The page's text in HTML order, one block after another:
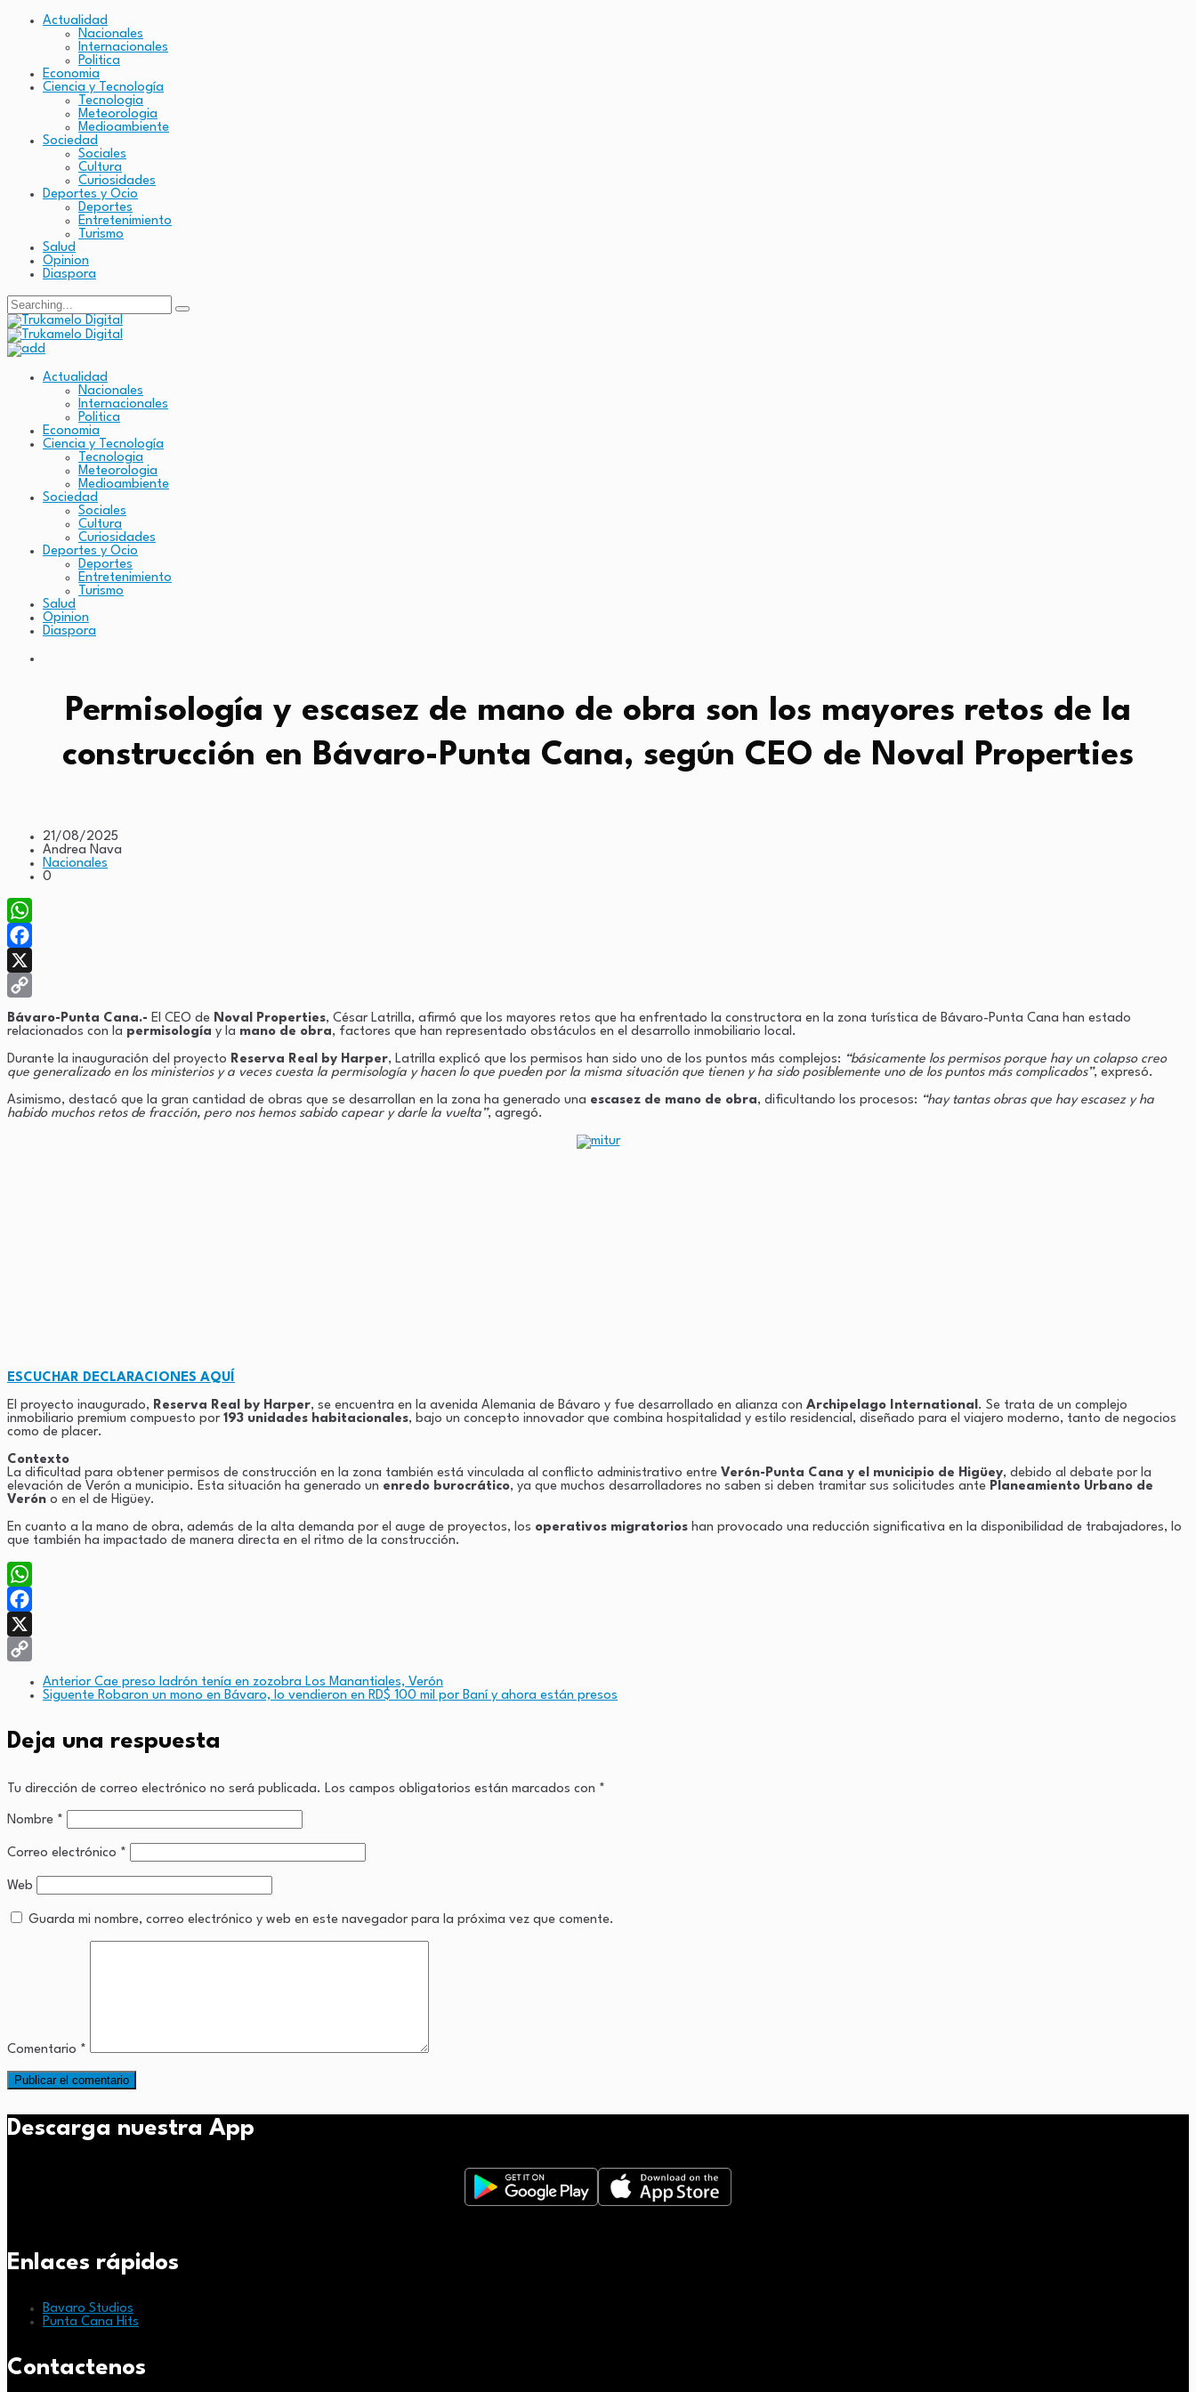
Actualidad
Nacionales
Internacionales
Politica
Economia
Ciencia y Tecnología
Tecnologia
Meteorologia
Medioambiente
Sociedad
Sociales
Cultura
Curiosidades
Deportes y Ocio
Deportes
Entretenimiento
Turismo
Salud
Opinion
Diaspora
Search
for:
Actualidad
Nacionales
Internacionales
Politica
Economia
Ciencia y Tecnología
Tecnologia
Meteorologia
Medioambiente
Sociedad
Sociales
Cultura
Curiosidades
Deportes y Ocio
Deportes
Entretenimiento
Turismo
Salud
Opinion
Diaspora
Permisología y escasez de mano de obra son los mayores retos de la
construcción en Bávaro-Punta Cana, según CEO de Noval Properties
21/08/2025
Andrea Nava
Nacionales
0
WhatsApp
Facebook
X
Copy
Link
Bávaro-Punta Cana.- El CEO de Noval Properties, César Latrilla, afirmó que los mayores retos que ha enfrentado la constructora en la zona turística de Bávaro-Punta Cana han estado
relacionados con la permisología y la mano de obra, factores que han representado obstáculos en el desarrollo inmobiliario local.
Durante la inauguración del proyecto Reserva Real by Harper, Latrilla explicó que los permisos han sido uno de los puntos más complejos: “básicamente los permisos porque hay un colapso creo
que generalizado en los ministerios y a veces cuesta la permisología y hacen lo que pueden por la misma situación que tienen y ha sido posiblemente uno de los puntos más complicados”, expresó.
Asimismo, destacó que la gran cantidad de obras que se desarrollan en la zona ha generado una escasez de mano de obra, dificultando los procesos: “hay tantas obras que hay escasez y ha
habido muchos retos de fracción, pero nos hemos sabido capear y darle la vuelta”, agregó.
ESCUCHAR DECLARACIONES AQUÍ
El proyecto inaugurado, Reserva Real by Harper, se encuentra en la avenida Alemania de Bávaro y fue desarrollado en alianza con Archipelago International . Se trata de un complejo
inmobiliario premium compuesto por 193 unidades habitacionales, bajo un concepto innovador que combina hospitalidad y estilo residencial, diseñado para el viajero moderno, tanto de negocios
como de placer.
Contexto
La dificultad para obtener permisos de construcción en la zona también está vinculada al conflicto administrativo entre Verón-Punta Cana y el municipio de Higüey, debido al debate por la
elevación de Verón a municipio. Esta situación ha generado un enredo burocrático, ya que muchos desarrolladores no saben si deben tramitar sus solicitudes ante Planeamiento Urbano de
Verón o en el de Higüey.
En cuanto a la mano de obra, además de la alta demanda por el auge de proyectos, los operativos migratorios han provocado una reducción significativa en la disponibilidad de trabajadores, lo
que también ha impactado de manera directa en el ritmo de la construcción.
WhatsApp
Facebook
X
Anterior Cae preso ladrón tenía en zozobra Los Manantiales, Verón
Siguente Robaron un mono en Bávaro, lo vendieron en RD$ 100 mil por Baní y ahora están presos
Deja una respuesta
Tu dirección de correo electrónico no será publicada. Los campos obligatorios están marcados con *
Nombre *
Correo electrónico *
Web
Guarda mi nombre, correo electrónico y web en este navegador para la próxima vez que comente.
Comentario *
Descarga nuestra App
Enlaces rápidos
Bavaro Studios
Punta Cana Hits
Contactenos